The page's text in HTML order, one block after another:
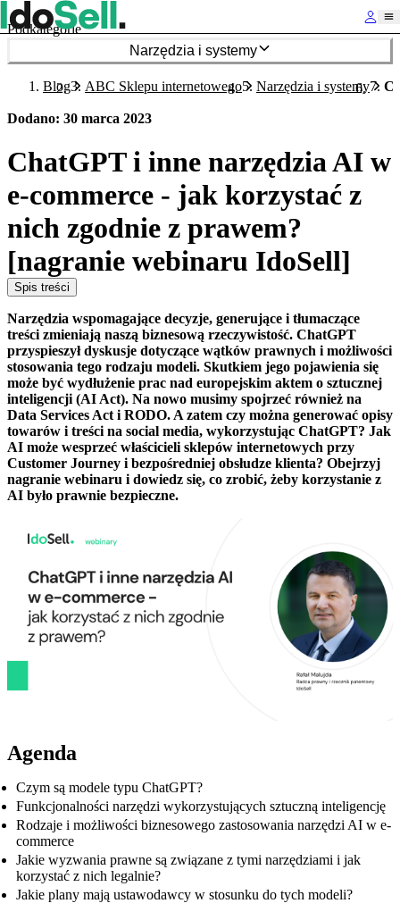
Podkategorie
Narzędzia i systemy
Blog ABC Sklepu internetowego Narzędzia i systemy
Dodano: 30 marca 2023
ChatGPT i inne narzędzia AI w
e-commerce - jak korzystać z
nich zgodnie z prawem?
[nagranie webinaru IdoSell]
Spis treści
Narzędzia wspomagające decyzje, generujące i tłumaczące
treści zmieniają naszą biznesową rzeczywistość. ChatGPT
przyspieszył dyskusje dotyczące wątków prawnych i możliwości
stosowania tego rodzaju modeli. Skutkiem jego pojawienia się
może być wydłużenie prac nad europejskim aktem o sztucznej
inteligencji (AI Act). Na nowo musimy spojrzeć również na
Data Services Act i RODO. A zatem czy można generować opisy
towarów i treści na social media, wykorzystując ChatGPT? Jak
AI może wesprzeć właścicieli sklepów internetowych przy
Customer Journey i bezpośredniej obsłudze klienta? Obejrzyj
nagranie webinaru i dowiedz się, co zrobić, żeby korzystanie z
AI było prawnie bezpieczne.
Agenda
Czym są modele typu ChatGPT?
Funkcjonalności narzędzi wykorzystujących sztuczną inteligencję
Rodzaje i możliwości biznesowego zastosowania narzędzi AI w e-
commerce
Jakie wyzwania prawne są związane z tymi narzędziami i jak
korzystać z nich legalnie?
Jakie plany mają ustawodawcy w stosunku do tych modeli?